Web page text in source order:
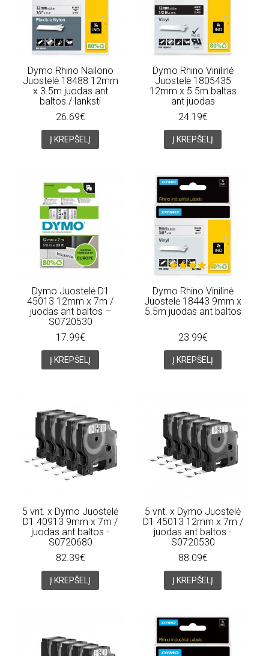
Dymo Rhino Nailono
Juostelė 18488 12mm
x 3.5m juodas ant
baltos / lanksti
26.69€
Į KREPŠELĮ
Dymo Rhino Vinilinė
Juostelė 1805435
12mm x 5.5m baltas
ant juodas
24.19€
Į KREPŠELĮ
Dymo Juostelė D1
45013 12mm x 7m /
juodas ant baltos –
S0720530
17.99€
Į KREPŠELĮ
Dymo Rhino Vinilinė
Juostelė 18443 9mm x
5.5m juodas ant baltos
23.99€
Į KREPŠELĮ
5 vnt. x Dymo Juostelė
D1 40913 9mm x 7m /
juodas ant baltos -
S0720680
82.39€
Į KREPŠELĮ
5 vnt. x Dymo Juostelė
D1 45013 12mm x 7m /
juodas ant baltos -
S0720530
88.09€
Į KREPŠELĮ